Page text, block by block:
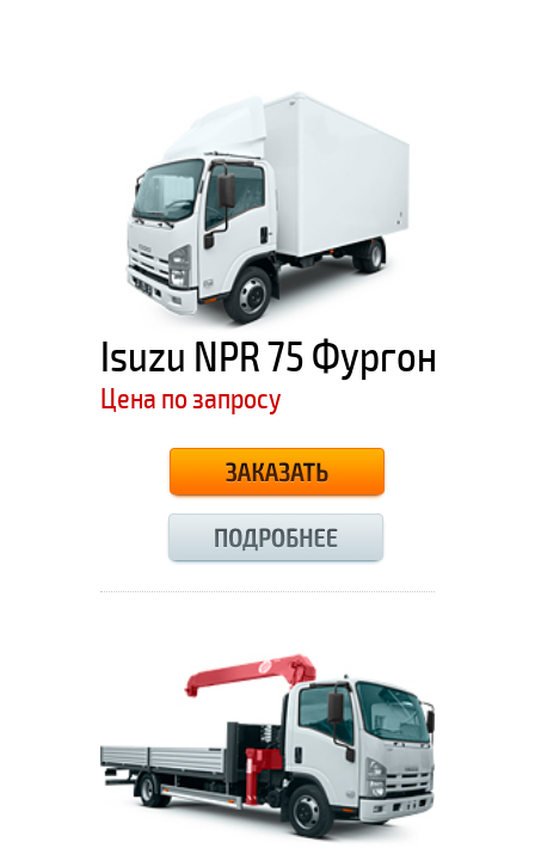
Isuzu NPR 75 Фургон
Цена по запросу